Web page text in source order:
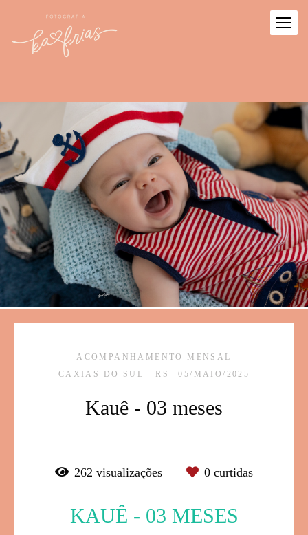
ACOMPANHAMENTO MENSAL
CAXIAS DO SUL - RS
05/MAIO/2025
Kauê - 03 meses
262 visualizações 0 curtidas
KAUÊ - 03 MESES